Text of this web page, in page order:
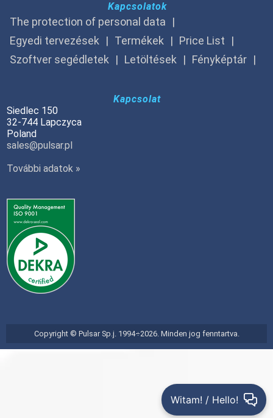
Kapcsolatok
The protection of personal data
Egyedi tervezések
Termékek
Price List
Szoftver segédletek
Letöltések Fényképtár
Kapcsolat
Siedlec 150
32-744 Lapczyca
Poland
sales@pulsar.pl
További adatok »
Copyright © Pulsar Sp.j. 1994÷2026. Minden jog fenntartva.
Witam! / Hello!